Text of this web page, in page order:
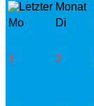
Mo
Di
1 2